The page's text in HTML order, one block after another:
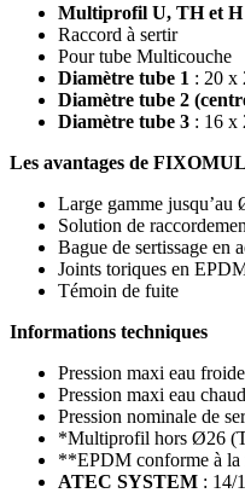
Multiprofil U, TH et H
Raccord à sertir
Pour tube Multicouche
Diamètre tube 1 : 20 x
Diamètre tube 2
Diamètre tube 3 : 16 x
Les avantages de
Large gamme jusqu’au
Solution de
Bague de sertissage en
Joints toriques en
Témoin de fuite
Informations techniques
Pression maxi eau
Pression maxi eau
Pression nominale de
*Multiprofil hors Ø26
**EPDM conforme à la
ATEC SYSTEM : 14/